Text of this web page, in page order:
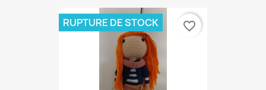
RUPTURE DE STOCK favorite_border